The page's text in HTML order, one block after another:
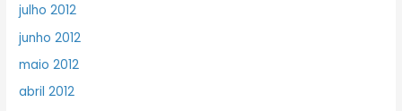
julho 2012
junho 2012
maio 2012
abril 2012